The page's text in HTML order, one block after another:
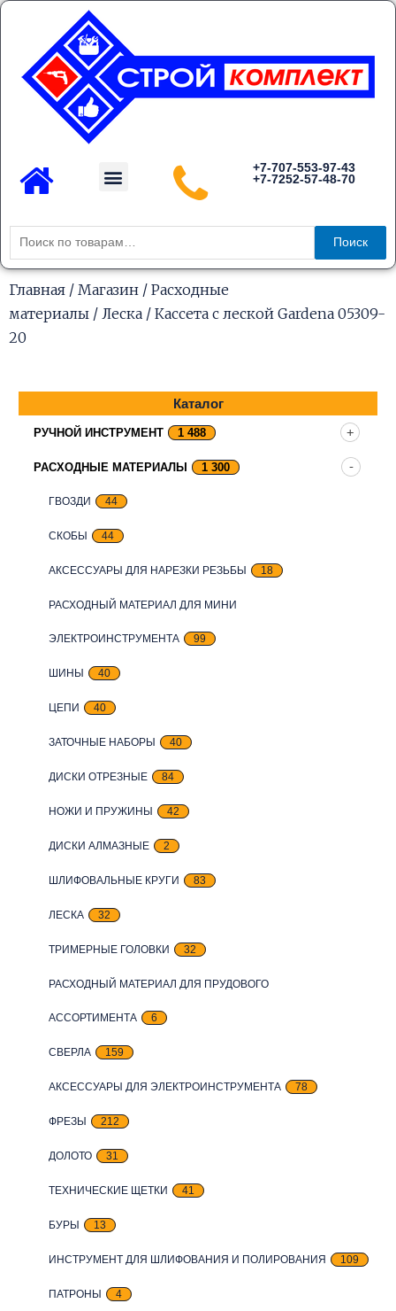
Перейти
содержимому
Menu
+7-707-553-97-43
+7-7252-57-48-70
Искать:
Поиск
Главная / Магазин / Расходные
материалы / Леска / Кассета с леской Gardena 05309-
20
Каталог
РУЧНОЙ ИНСТРУМЕНТ 1 488
РАСХОДНЫЕ МАТЕРИАЛЫ 1 300
ГВОЗДИ 44
СКОБЫ 44
АКСЕССУАРЫ ДЛЯ НАРЕЗКИ РЕЗЬБЫ 18
РАСХОДНЫЙ МАТЕРИАЛ ДЛЯ МИНИ
ЭЛЕКТРОИНСТРУМЕНТА 99
ШИНЫ 40
ЦЕПИ 40
ЗАТОЧНЫЕ НАБОРЫ 40
ДИСКИ ОТРЕЗНЫЕ 84
НОЖИ И ПРУЖИНЫ 42
ДИСКИ АЛМАЗНЫЕ 2
ШЛИФОВАЛЬНЫЕ КРУГИ 83
ЛЕСКА 32
ТРИМЕРНЫЕ ГОЛОВКИ 32
РАСХОДНЫЙ МАТЕРИАЛ ДЛЯ ПРУДОВОГО
АССОРТИМЕНТА 6
СВЕРЛА 159
АКСЕССУАРЫ ДЛЯ ЭЛЕКТРОИНСТРУМЕНТА 78
ФРЕЗЫ 212
ДОЛОТО 31
ТЕХНИЧЕСКИЕ ЩЕТКИ 41
БУРЫ 13
ИНСТРУМЕНТ ДЛЯ ШЛИФОВАНИЯ И ПОЛИРОВАНИЯ 109
ПАТРОНЫ 4